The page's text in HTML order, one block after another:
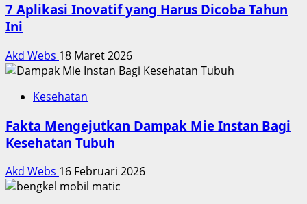
7 Aplikasi Inovatif yang Harus Dicoba Tahun
Ini
Akd Webs 18 Maret 2026
Kesehatan
Fakta Mengejutkan Dampak Mie Instan Bagi
Kesehatan Tubuh
Akd Webs 16 Februari 2026